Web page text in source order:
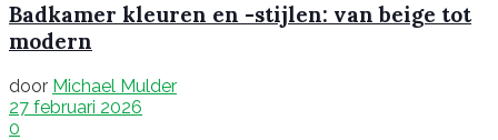
Badkamer kleuren en -stijlen: van beige tot
modern
door Michael Mulder
27 februari 2026
0